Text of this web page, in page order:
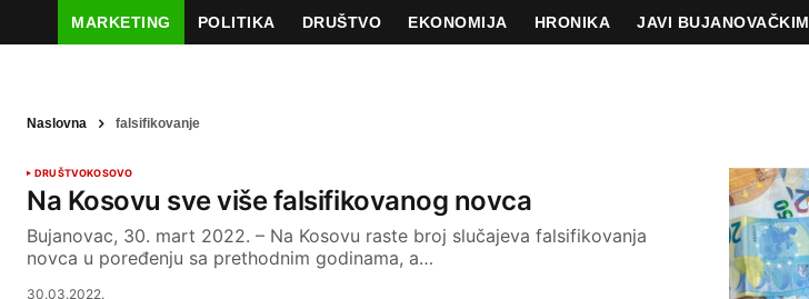
MARKETING POLITIKA DRUŠTVO EKONOMIJA HRONIKA JAVI BUJANOVAČKIM
Naslovna falsifikovanje
DRUŠTVOKOSOVO
Na Kosovu sve više falsifikovanog novca
Bujanovac, 30. mart 2022. – Na Kosovu raste broj slučajeva falsifikovanja
novca u poređenju sa prethodnim godinama, a…
30.03.2022.